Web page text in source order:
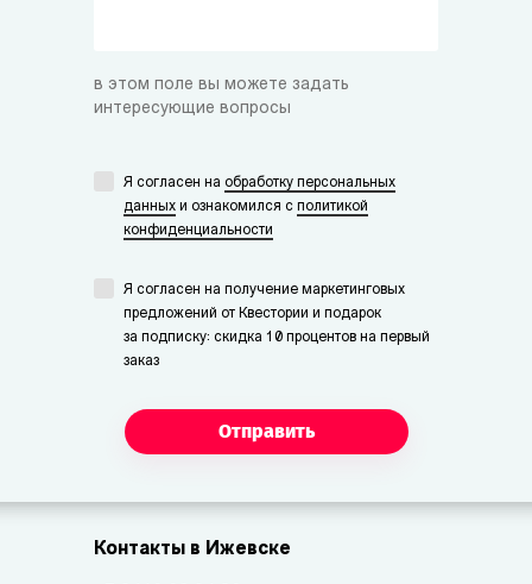
в этом поле вы можете задать
интересующие вопросы
Я согласен на обработку персональных
данных и ознакомился с политикой
конфиденциальности
Я согласен на получение маркетинговых
предложений от Квестории и подарок
за подписку: скидка 10 процентов на первый
заказ
Отправить
Контакты в Ижевске